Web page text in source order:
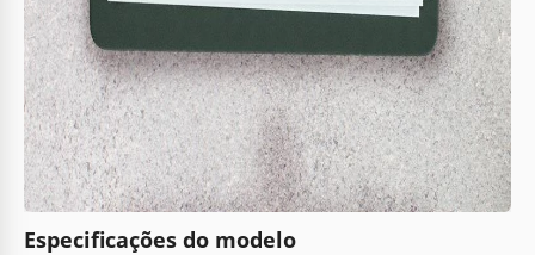
Especificações do modelo